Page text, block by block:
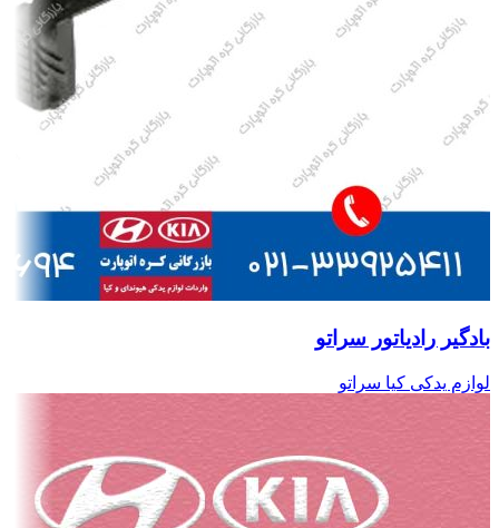
بادگیر رادیاتور سراتو
لوازم یدکی کیا سراتو